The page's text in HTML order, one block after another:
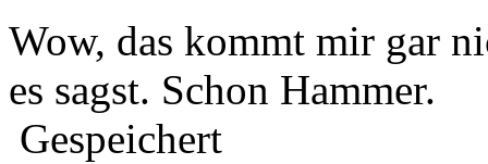
Wow, das kommt mir gar
es sagst. Schon Hammer.
Gespeichert